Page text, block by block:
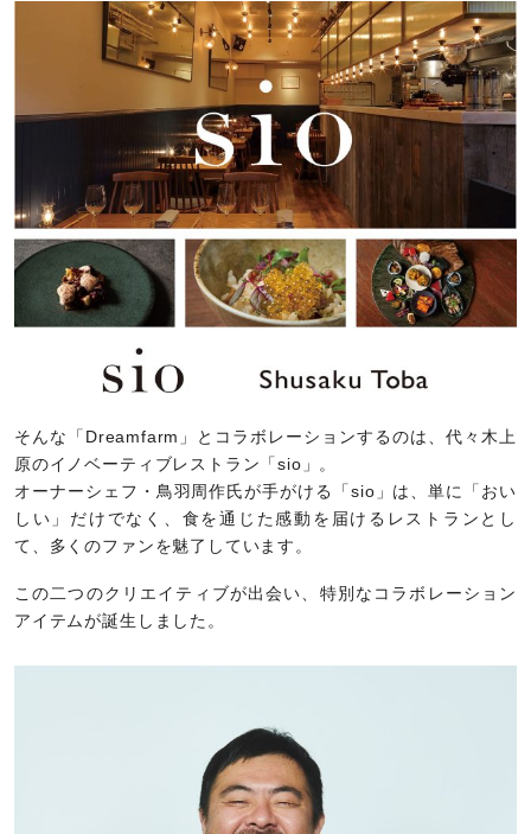
そんな「Dreamfarm」とコラボレーションするのは、代々木上
原のイノベーティブレストラン「sio」。
オーナーシェフ・鳥羽周作氏が手がける「sio」は、単に「おい
しい」だけでなく、食を通じた感動を届けるレストランとし
て、多くのファンを魅了しています。
この二つのクリエイティブが出会い、特別なコラボレーション
アイテムが誕生しました。